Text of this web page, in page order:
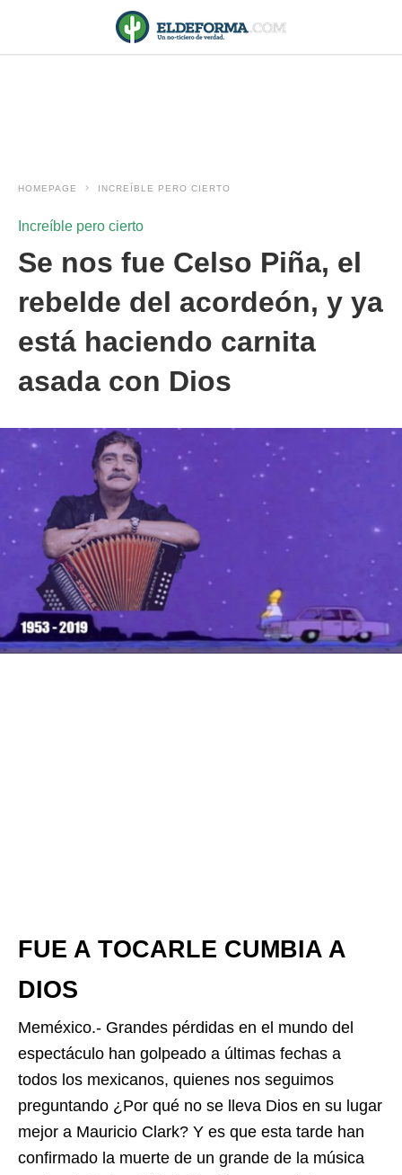
HOMEPAGE INCREÍBLE PERO CIERTO
Increíble pero cierto
Se nos fue Celso Piña, el
rebelde del acordeón, y ya
está haciendo carnita
asada con Dios
FUE A TOCARLE CUMBIA A
DIOS
Meméxico.- Grandes pérdidas en el mundo del
espectáculo han golpeado a últimas fechas a
todos los mexicanos, quienes nos seguimos
preguntando ¿Por qué no se lleva Dios en su lugar
mejor a Mauricio Clark? Y es que esta tarde han
confirmado la muerte de un grande de la música